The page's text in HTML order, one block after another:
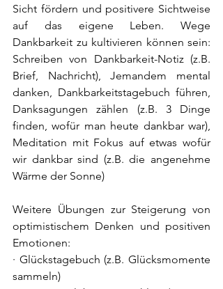
Sicht fördern und positivere Sichtweise
auf das eigene Leben. Wege
Dankbarkeit zu kultivieren können sein:
Schreiben von Dankbarkeit-Notiz (z.B.
Brief, Nachricht), Jemandem mental
danken, Dankbarkeitstagebuch führen,
Danksagungen zählen (z.B. 3 Dinge
finden, wofür man heute dankbar war),
Meditation mit Fokus auf etwas wofür
wir dankbar sind (z.B. die angenehme
Wärme der Sonne)
Weitere Übungen zur Steigerung von
optimistischem Denken und positiven
Emotionen:
· Glückstagebuch (z.B. Glücksmomente
sammeln)